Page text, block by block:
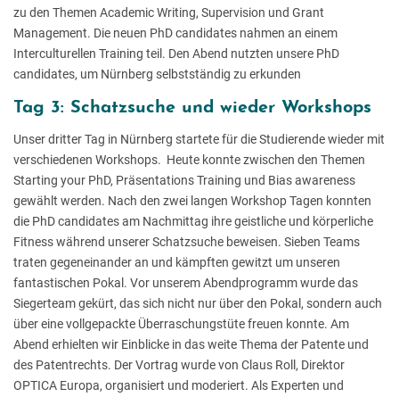
zu den Themen Academic Writing, Supervision und Grant
Management. Die neuen PhD candidates nahmen an einem
Interculturellen Training teil. Den Abend nutzten unsere PhD
candidates, um Nürnberg selbstständig zu erkunden
Tag 3: Schatzsuche und wieder Workshops
Unser dritter Tag in Nürnberg startete für die Studierende wieder mit
verschiedenen Workshops. Heute konnte zwischen den Themen
Starting your PhD, Präsentations Training und Bias awareness
gewählt werden. Nach den zwei langen Workshop Tagen konnten
die PhD candidates am Nachmittag ihre geistliche und körperliche
Fitness während unserer Schatzsuche beweisen. Sieben Teams
traten gegeneinander an und kämpften gewitzt um unseren
fantastischen Pokal. Vor unserem Abendprogramm wurde das
Siegerteam gekürt, das sich nicht nur über den Pokal, sondern auch
über eine vollgepackte Überraschungstüte freuen konnte. Am
Abend erhielten wir Einblicke in das weite Thema der Patente und
des Patentrechts. Der Vortrag wurde von Claus Roll, Direktor
OPTICA Europa, organisiert und moderiert. Als Experten und